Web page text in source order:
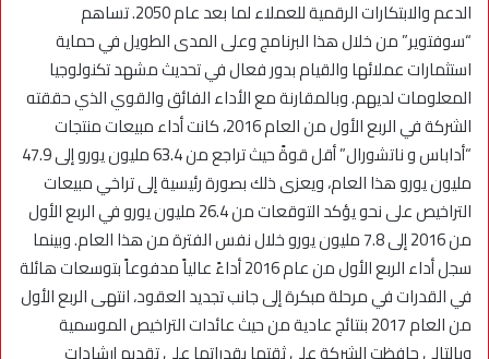
الدعم والابتكارات الرقمية للعملاء لما بعد عام 2050. تساهم
“سوفتوير” من خلال هذا البرنامج وعلى المدى الطويل في حماية
استثمارات عملائها والقيام بدور فعال في تحديث مشهد تكنولوجيا
المعلومات لديهم. وبالمقارنة مع الأداء الفائق والقوي الذي حققته
الشركة في الربع الأول من العام 2016، كانت أداء مبيعات منتجات
“أداباس و ناتشورال” أقل قوةً حيث تراجع من 63.4 مليون يورو إلى 47.9
مليون يورو هذا العام، ويعزى ذلك بصورة رئيسية إلى تراخي مبيعات
التراخيص على نحو يؤكد التوقعات من 26.4 مليون يورو في الربع الأول
من 2016 إلى 7.8 مليون يورو خلال نفس الفترة من هذا العام. وبينما
سجل أداء الربع الأول من عام 2016 أداءً عالياً مدفوعاً بتوسعات هائلة
في القدرات في مرحلة مبكرة إلى جانب تجديد العقود، انتهى الربع الأول
من العام 2017 بنتائج عادية من حيث عائدات التراخيص الموسمية